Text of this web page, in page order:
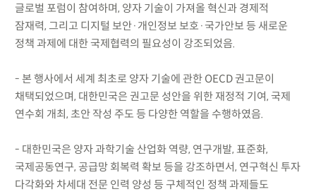
글로벌 포럼이 참여하며, 양자 기술이 가져올 혁신과 경제적
잠재력, 그리고 디지털 보안·개인정보 보호·국가안보 등 새로운
정책 과제에 대한 국제협력의 필요성이 강조되었음.
- 본 행사에서 세계 최초로 양자 기술에 관한 OECD 권고문이
채택되었으며, 대한민국은 권고문 성안을 위한 재정적 기여, 국제
연수회 개최, 초안 작성 주도 등 다양한 역할을 수행하였음.
- 대한민국은 양자 과학기술 산업화 역량, 연구개발, 표준화,
국제공동연구, 공급망 회복력 확보 등을 강조하면서, 연구혁신 투자
다각화와 차세대 전문 인력 양성 등 구체적인 정책 과제들도